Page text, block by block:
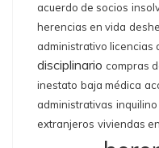
acuerdo de socios
herencias en vida
administrativo licencias
disciplinario compras
inestato baja médica
administrativas
extranjeros viviendas